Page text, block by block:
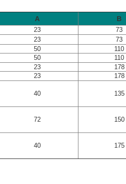
A B
23 73
23
73
50 110
50 110
23 178
23 178
40 135
72 150
40 175